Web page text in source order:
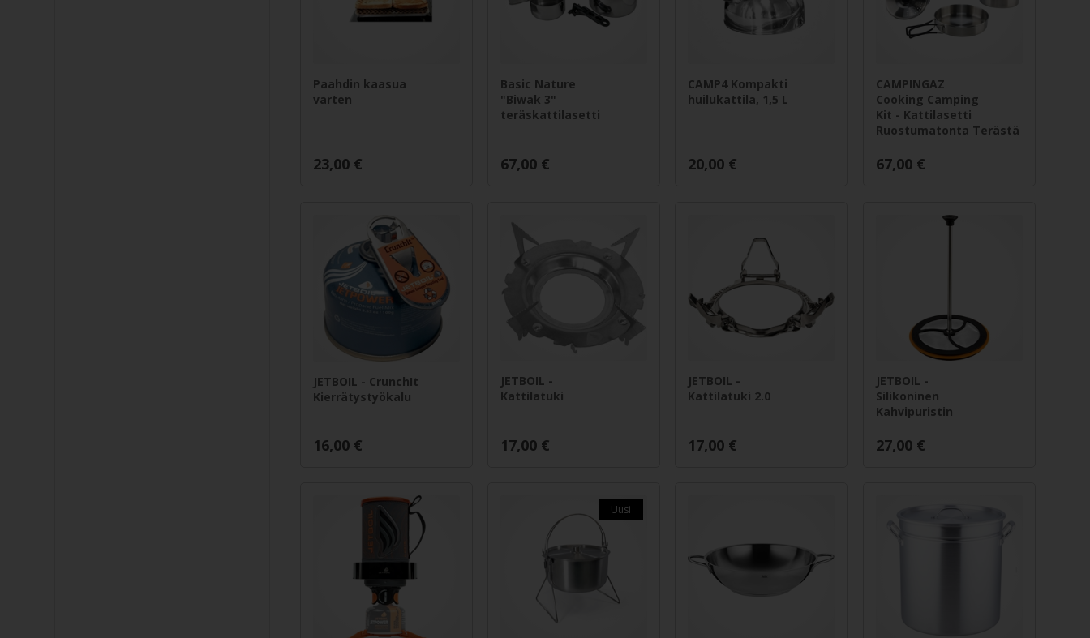
Paahdin kaasua
varten
23,00 €
Basic Nature
"Biwak 3"
teräskattilasetti
67,00 €
CAMP4 Kompakti
huilukattila, 1,5 L
20,00 €
CAMPINGAZ
Cooking Camping
Kit - Kattilasetti
Ruostumatonta Terästä
67,00 €
JETBOIL - CrunchIt
Kierrätystyökalu
16,00 €
JETBOIL -
Kattilatuki
17,00 €
JETBOIL -
Kattilatuki 2.0
17,00 €
JETBOIL -
Silikoninen
Kahvipuristin
27,00 €
Uusi